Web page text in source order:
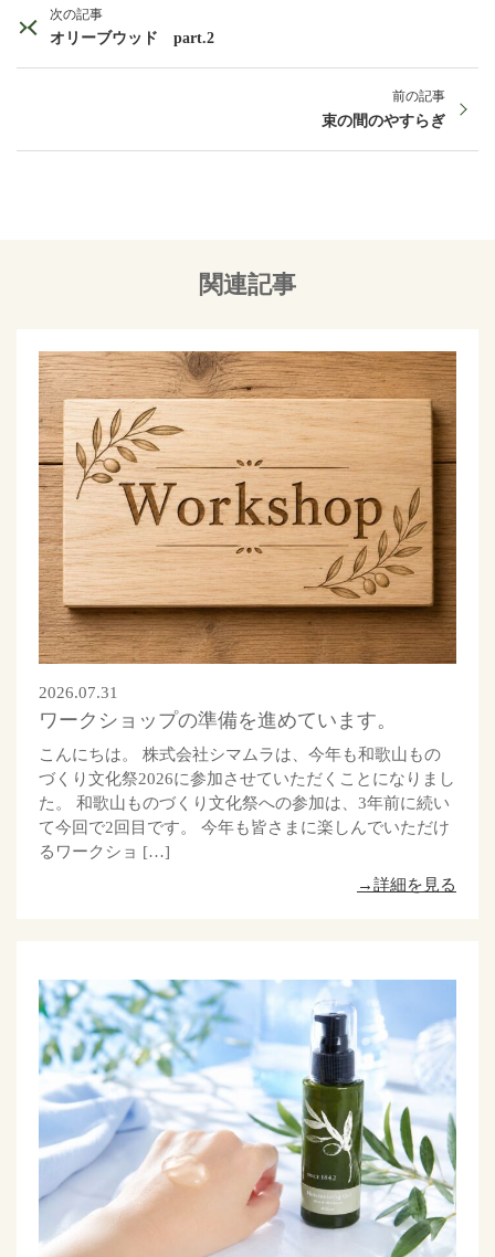
次の記事
オリーブウッド part.2
前の記事
束の間のやすらぎ
関連記事
2026.07.31
ワークショップの準備を進めています。
こんにちは。 株式会社シマムラは、今年も和歌山もの
づくり文化祭2026に参加させていただくことになりまし
た。 和歌山ものづくり文化祭への参加は、3年前に続い
て今回で2回目です。 今年も皆さまに楽しんでいただけ
るワークショ […]
→詳細を見る